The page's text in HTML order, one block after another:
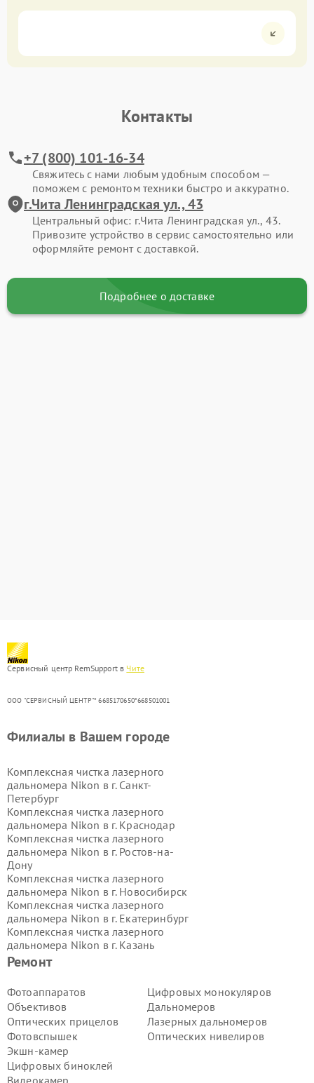
Контакты
+7 (800) 101-16-34
Свяжитесь с нами любым удобным способом —
поможем с ремонтом техники быстро и аккуратно.
г.Чита Ленинградская ул., 43
Центральный офис: г.Чита Ленинградская ул., 43.
Привозите устройство в сервис самостоятельно или
оформляйте ремонт с доставкой.
Подробнее о доставке
Сервисный центр RemSupport в Чите
ООО "СЕРВИСНЫЙ ЦЕНТР"* 6685170650*668501001
Ремонт
Фотоаппаратов
Объективов
Оптических прицелов
Фотовспышек
Экшн-камер
Цифровых биноклей
Видеокамер
Цифровых монокуляров
Дальномеров
Лазерных дальномеров
Оптических нивелиров
Филиалы в Вашем городе
Комплексная чистка лазерного
дальномера Nikon в г. Санкт-
Петербург
Комплексная чистка лазерного
дальномера Nikon в г. Краснодар
Комплексная чистка лазерного
дальномера Nikon в г. Ростов-на-
Дону
Комплексная чистка лазерного
дальномера Nikon в г. Новосибирск
Комплексная чистка лазерного
дальномера Nikon в г. Екатеринбург
Комплексная чистка лазерного
дальномера Nikon в г. Казань
Комплексная чистка лазерного
Комплексная чистка лазерного
дальномера Nikon в г.
Волгоград
Комплексная чистка лазерного
дальномера Nikon в г. Самара
Комплексная чистка лазерного
дальномера Nikon в г.
Комплексная чистка лазерного
дальномера Nikon в г.